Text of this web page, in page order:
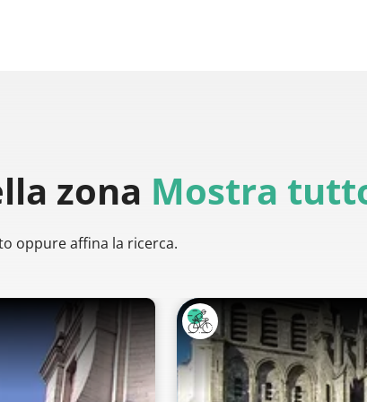
zona Mostra
oppure affina la ricerca.